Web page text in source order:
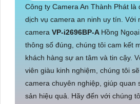
Công ty Camera An Thành Phát là
dịch vụ camera an ninh uy tín. Với
camera VP-i2696BP-A Hồng
thông số đúng, chúng tôi cam kết
khách hàng sự an tâm và tin cậy.
viên giàu kinh nghiệm, chúng tôi
camera chuyên nghiệp, giúp quan
sản hiệu quả. Hãy đến với chúng